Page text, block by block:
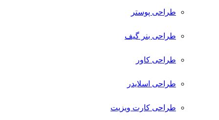
طراحی پوستر
طراحی بنر گیف
طراحی کاور
طراحی اسلایدر
طراحی کارت ویزیت